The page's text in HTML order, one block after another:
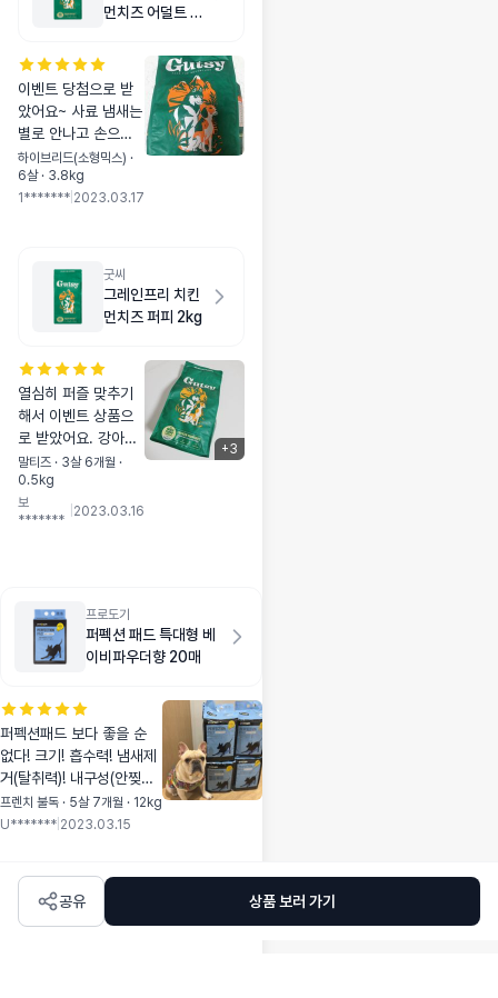
먼치즈 어덜트 스
이벤트 당첨으로 받
았어요~ 사료 냄새는
별로 안나고 손으로
만졌을 때 기름기도
많이 안 묻어나오더
라고요. 워낙 입맛이
먹거든요. 근데 다행
히 잘 먹네요^^ 눈물
개선에도 효과가 있
졌으면 좋겠어요~~~
하이브리드(소형믹스) ·
6살 · 3.8kg
1******* 2023.03.17
굿씨
그레인프리 치킨
먼치즈 퍼피 2kg
열심히 퍼즐 맞추기
해서 이벤트 상품으
로 받았어요. 강아지
알러지가 큰 문제가
되면서 곤충사료에
관심이 생겼는데, 곤
퍼피에게 필요한 영
양 성분과 구성비율
에 맞게 제조된 퍼피
량도 겉표지에 보기
편하게 쓰여있네요.
다만 아쉬운 점은 사
이즈가 조금 크네요.
1 cm X 0.8cm 정
도 되는것같아요. 초
같아요.
말티즈 · 3살 6개월 ·
0.5kg
보
*******
2023.03.16
+3
프로도기
퍼펙션 패드 특대형 베
이비파우더향 20매
퍼펙션패드 보다 좋을 순
없다! 크기! 흡수력! 냄새제
거(탈취력)! 내구성(안찢어
짐)! 이 모든것을 만족 시켜
줍니다 너무너무 잘 사용하
프렌치 불독 · 5살 7개월 · 12kg
U******* 2023.03.15
공유 상품 보러 가기